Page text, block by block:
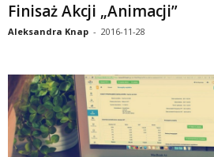
Finisaż Akcji „Animacji”
Aleksandra Knap - 2016-11-28